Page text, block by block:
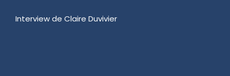
Interview de Claire Duvivier